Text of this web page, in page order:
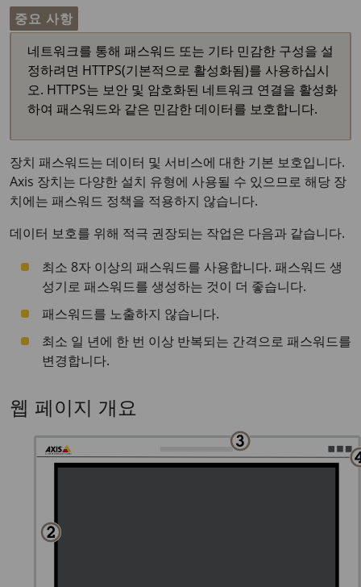
중요 사항
네트워크를 통해 패스워드 또는 기타 민감한 구성을 설
정하려면 HTTPS(기본적으로 활성화됨)를 사용하십시
오. HTTPS는 보안 및 암호화된 네트워크 연결을 활성화
하여 패스워드와 같은 민감한 데이터를 보호합니다.
장치 패스워드는 데이터 및 서비스에 대한 기본 보호입니다.
Axis 장치는 다양한 설치 유형에 사용될 수 있으므로 해당 장
치에는 패스워드 정책을 적용하지 않습니다.
데이터 보호를 위해 적극 권장되는 작업은 다음과 같습니다.
최소 8자 이상의 패스워드를 사용합니다. 패스워드 생
성기로 패스워드를 생성하는 것이 더 좋습니다.
패스워드를 노출하지 않습니다.
최소 일 년에 한 번 이상 반복되는 간격으로 패스워드를
변경합니다.
웹 페이지 개요